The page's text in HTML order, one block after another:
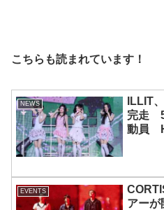
いわれる
こちらも読まれています！
NEWS
ILLIT
完走 5
動員
EVENTS
アーが